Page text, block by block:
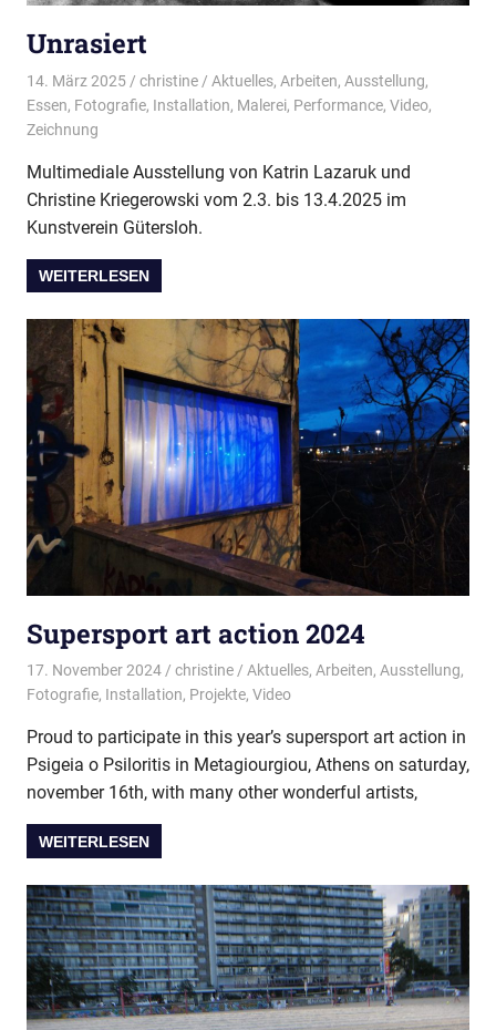
Unrasiert
14. März 2025 christine Aktuelles, Arbeiten, Ausstellung,
Essen, Fotografie, Installation, Malerei, Performance, Video,
Zeichnung
Multimediale Ausstellung von Katrin Lazaruk und
Christine Kriegerowski vom 2.3. bis 13.4.2025 im
Kunstverein Gütersloh.
WEITERLESEN
Supersport art action 2024
17. November 2024 christine Aktuelles, Arbeiten, Ausstellung,
Fotografie, Installation, Projekte, Video
Proud to participate in this year’s supersport art action in
Psigeia o Psiloritis in Metagiourgiou, Athens on saturday,
november 16th, with many other wonderful artists,
WEITERLESEN